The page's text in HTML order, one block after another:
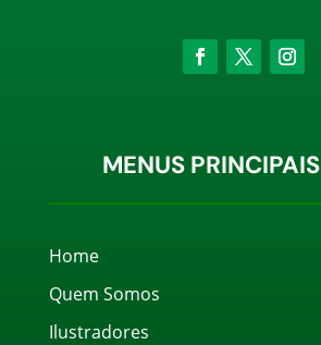
MENUS PRINCIPAIS
Home
Quem Somos
Ilustradores